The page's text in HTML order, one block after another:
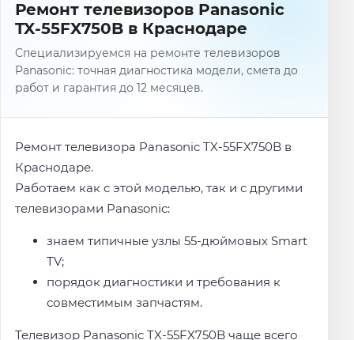
Ремонт телевизоров Panasonic
TX-55FX750B в Краснодаре
Специализируемся на ремонте телевизоров
Panasonic: точная диагностика модели, смета до
работ и гарантия до 12 месяцев.
Ремонт телевизора Panasonic TX-55FX750B в
Краснодаре.
Работаем как с этой моделью, так и с другими
телевизорами Panasonic:
знаем типичные узлы 55-дюймовых Smart
TV;
порядок диагностики и требования к
совместимым запчастям.
Телевизор Panasonic TX-55FX750B чаще всего